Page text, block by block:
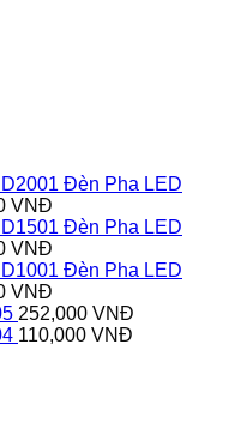
Đèn Pha LED
VNĐ
Đèn Pha LED
VNĐ
Đèn Pha LED
VNĐ
252,000 VNĐ
110,000 VNĐ